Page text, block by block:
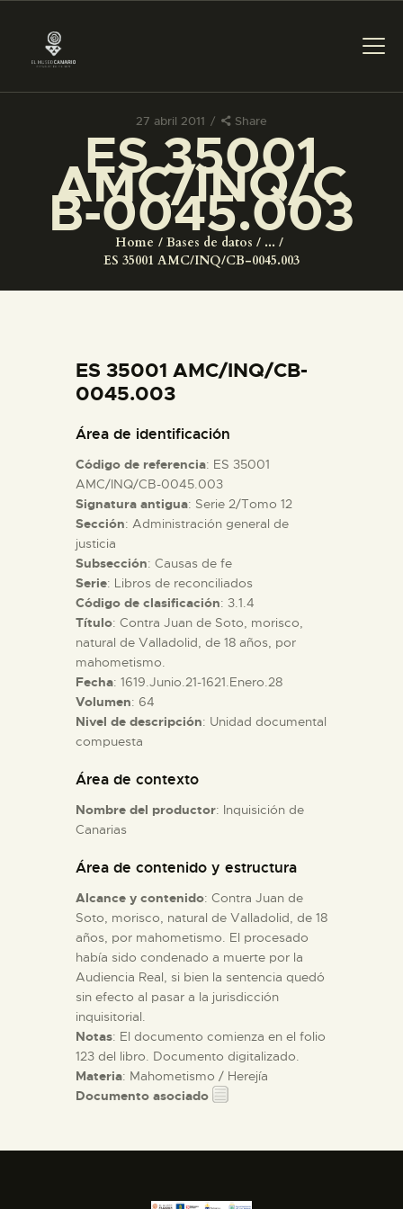
27 abril 2011 Share
ES 35001
AMC/INQ/C
B-0045.003
Home Bases de datos
...
ES 35001 AMC/INQ/CB-0045.003
PREPARAR LA VISITA
ACTIVIDADES
COLECCIONES
ESPAÑOL
PREPARAR LA VISITA
ACTIVIDADES
█
EL MUSEO
COLECCIONES
ES 35001 AMC/INQ/CB-
0045.003
Área de identificación
Código de referencia: ES 35001
AMC/INQ/CB-0045.003
Signatura antigua: Serie 2/Tomo 12
Sección: Administración general de
justicia
Subsección: Causas de fe
Serie: Libros de reconciliados
Código de clasificación: 3.1.4
Título: Contra Juan de Soto, morisco,
natural de Valladolid, de 18 años, por
mahometismo.
Fecha: 1619.Junio.21-1621.Enero.28
Volumen: 64
Nivel de descripción: Unidad documental
compuesta
Área de contexto
Nombre del productor: Inquisición de
Canarias
Área de contenido y estructura
Alcance y contenido: Contra Juan de
Soto, morisco, natural de Valladolid, de 18
años, por mahometismo. El procesado
había sido condenado a muerte por la
Audiencia Real, si bien la sentencia quedó
sin efecto al pasar a la jurisdicción
inquisitorial.
Notas: El documento comienza en el folio
123 del libro. Documento digitalizado.
Materia: Mahometismo / Herejía
Documento asociado